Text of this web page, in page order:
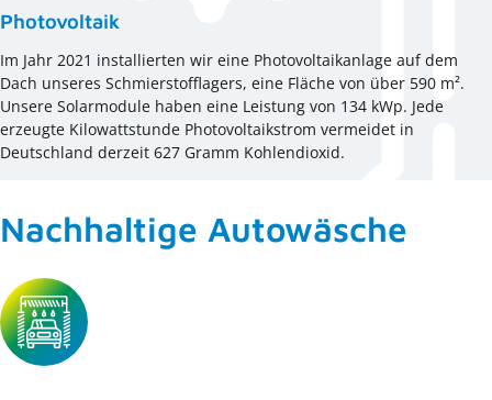
Photovoltaik
Im Jahr 2021 installierten wir eine Photovoltaikanlage auf dem
Dach unseres Schmierstofflagers, eine Fläche von über 590 m².
Unsere Solarmodule haben eine Leistung von 134 kWp. Jede
erzeugte Kilowattstunde Photovoltaikstrom vermeidet in
Deutschland derzeit 627 Gramm Kohlendioxid.
Nachhaltige Autowäsche